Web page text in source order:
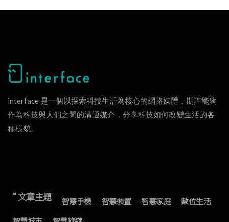
interface 是一個以探索科技生活為核心的網路媒體，期許能夠
作為科技與人們之間的溝通媒介，分享科技如何改變生活的各
種樣貌。
" 文章主題 智慧手機 智慧裝置 智慧家庭
數位生活